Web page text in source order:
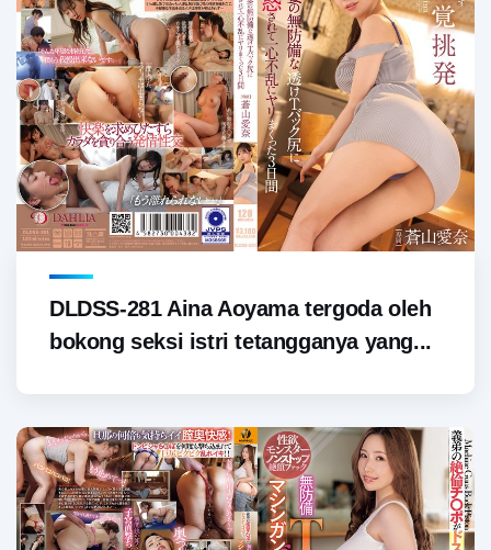
DLDSS-281 Aina Aoyama tergoda oleh
bokong seksi istri tetangganya yang...